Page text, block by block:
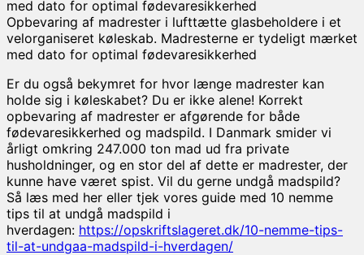
Opbevaring af madrester i lufttætte glasbeholdere i et
velorganiseret køleskab. Madresterne er tydeligt mærket
med dato for optimal fødevaresikkerhed
Er du også bekymret for hvor længe madrester kan
holde sig i køleskabet? Du er ikke alene! Korrekt
opbevaring af madrester er afgørende for både
fødevaresikkerhed og madspild. I Danmark smider vi
årligt omkring 247.000 ton mad ud fra private
husholdninger, og en stor del af dette er madrester, der
kunne have været spist. Vil du gerne undgå madspild?
Så læs med her eller tjek vores guide med 10 nemme
tips til at undgå madspild i
hverdagen: https://opskriftslageret.dk/10-nemme-tips-
til-at-undgaa-madspild-i-hverdagen/